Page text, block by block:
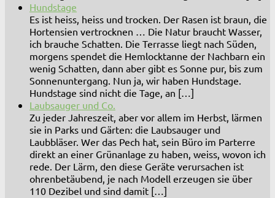
Hundstage
Es ist heiss, heiss und trocken. Der Rasen ist braun, die
Hortensien vertrocknen … Die Natur braucht Wasser,
ich brauche Schatten. Die Terrasse liegt nach Süden,
morgens spendet die Hemlocktanne der Nachbarn ein
wenig Schatten, dann aber gibt es Sonne pur, bis zum
Sonnenuntergang. Nun ja, wir haben Hundstage.
Hundstage sind nicht die Tage, an […]
Laubsauger und Co.
Zu jeder Jahreszeit, aber vor allem im Herbst, lärmen
sie in Parks und Gärten: die Laubsauger und
Laubbläser. Wer das Pech hat, sein Büro im Parterre
direkt an einer Grünanlage zu haben, weiss, wovon ich
rede. Der Lärm, den diese Geräte verursachen ist
ohrenbetäubend, je nach Modell erzeugen sie über
110 Dezibel und sind damit […]